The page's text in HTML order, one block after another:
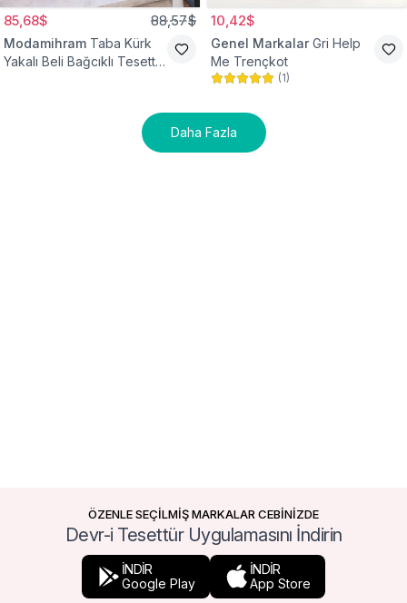
85,68$ 88,57$
Modamihram Taba Kürk
Yakalı Beli Bağcıklı Tesettür
10,42$
Genel Markalar Gri Help
Me Trençkot
(1)
Daha Fazla
ÖZENLE SEÇİLMİŞ MARKALAR CEBİNİZDE
Devr-i Tesettür Uygulamasını İndirin
İNDİR
Google Play
İNDİR
App Store